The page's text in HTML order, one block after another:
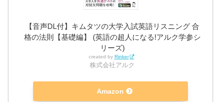
【音声DL付】キムタツの大学入試英語リスニング 合
格の法則【基礎編】 (英語の超人になる!アルク学参シ
リーズ)
created by Rinker
株式会社アルク
Amazon